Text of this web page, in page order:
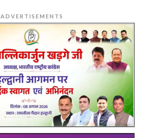
ADVERTISEMENTS